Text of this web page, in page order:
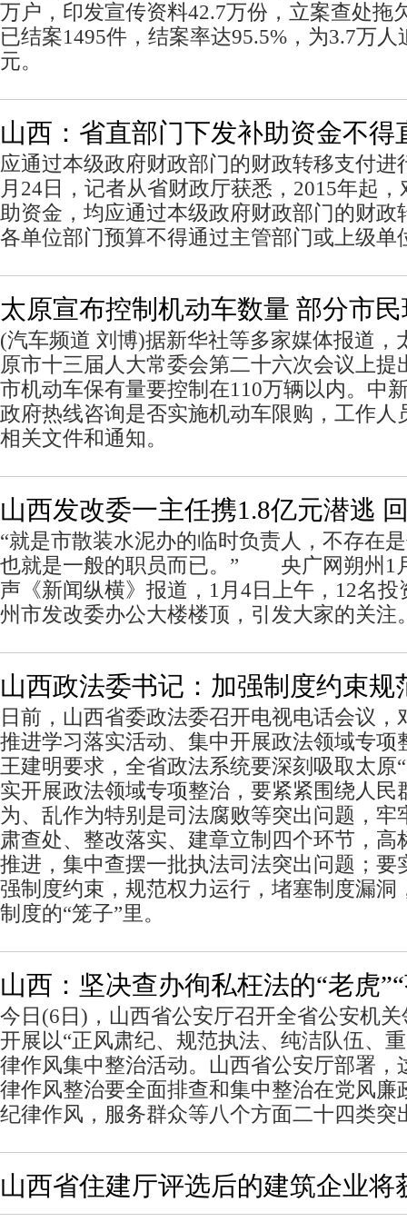
万户，印发宣传资料42.7万份，立案查处拖
已结案1495件，结案率达95.5%，为3.7万
元。
山西：省直部门下发补助资金不得
应通过本级政府财政部门的财政转移支
月24日，记者从省财政厅获悉，2015年起
助资金，均应通过本级政府财政部门的财政
各单位部门预算不得通过主管部门或上级单
太原宣布控制机动车数量 部分市
(汽车频道 刘博)据新华社等多家媒体报道，
原市十三届人大常委会第二十六次会议上提
市机动车保有量要控制在110万辆以内。中
政府热线咨询是否实施机动车限购，工作人
相关文件和通知。
山西发改委一主任携1.8亿元潜逃
“就是市散装水泥办的临时负责人，不存在
也就是一般的职员而已。” 央广网朔州1
声《新闻纵横》报道，1月4日上午，12名
州市发改委办公大楼楼顶，引发大家的关注
山西政法委书记：加强制度约束规
日前，山西省委政法委召开电视电话会议，
推进学习落实活动、集中开展政法领域专项
王建明要求，全省政法系统要深刻吸取太原
实开展政法领域专项整治，要紧紧围绕人民
为、乱作为特别是司法腐败等突出问题，牢
肃查处、整改落实、建章立制四个环节，高
推进，集中查摆一批执法司法突出问题；要
强制度约束，规范权力运行，堵塞制度漏洞
制度的“笼子”里。
山西：坚决查办徇私枉法的“老虎
今日(6日)，山西省公安厅召开全省公安机
开展以“正风肃纪、规范执法、纯洁队伍、
律作风集中整治活动。山西省公安厅部署，
律作风整治要全面排查和集中整治在党风廉
纪律作风，服务群众等八个方面二十四类突
山西省住建厅评选后的建筑企业将